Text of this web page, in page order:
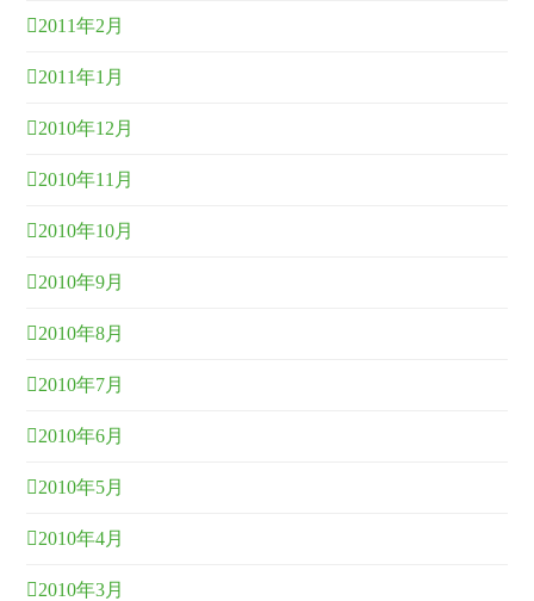
2011年2月
2011年1月
2010年12月
2010年11月
2010年10月
2010年9月
2010年8月
2010年7月
2010年6月
2010年5月
2010年4月
2010年3月